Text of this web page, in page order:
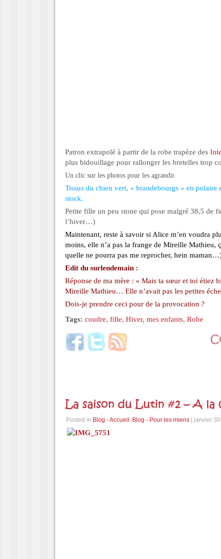
Patron extrapolé à partir de la robe trapèze des
plus bidouillage pour rallonger les bretelles trop
Un clic sur les photos pour les agrandir.
Tissus du chien vert, « brandebourgs » en polaire
stock.
Petite fille un peu stone qui pose malgré 38,5 de
l’hiver…)
Maintenant, reste à savoir si Alice m’en voudra
moins, elle n’a pas la frange de Mireille Mathieu,
quelle ne pourra pas me reprocher, hein
Edit du surlendemain :
Réponse de ma mère : « Mais ta sœur et toi étiez
Mireille Mathieu… Elle n’avait pas les petites
Dois-je prendre ceci pour de la provocation ?
Tags: coudre, fille, Hiver, mes enfants, Robe
La saison du Lutin #2 – A la
Posted in Blog - Accueil , Blog - Pour les miens | janvier